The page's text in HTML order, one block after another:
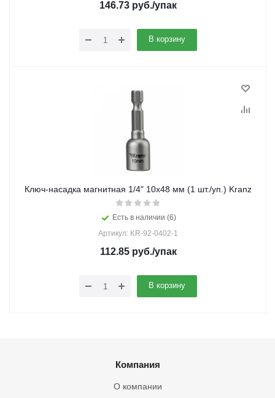
146.73 руб./упак
В корзину
Ключ-насадка магнитная 1/4" 10x48 мм (1 шт./уп.) Kranz
Есть в наличии (6)
Артикул: KR-92-0402-1
112.85руб./упак
В корзину
Компания
О компании